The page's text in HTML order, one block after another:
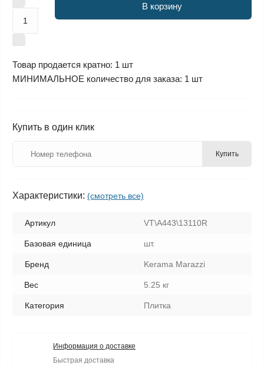
В корзину
Товар продается кратно: 1 шт
МИНИМАЛЬНОЕ количество для заказа: 1 шт
Купить в один клик
Купить
Характеристики: (смотреть все)
Артикул VT\A443\13110R
Базовая единица шт.
Бренд Kerama Marazzi
Вес 5.25 кг
Категория Плитка
Информация о доставке
Быстрая доставка